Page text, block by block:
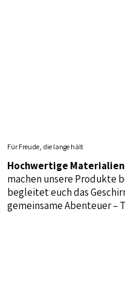
Für Freude, die lange hält
Hochwertige Materialien
machen unsere Produkte
begleitet euch das
gemeinsame Abenteuer –